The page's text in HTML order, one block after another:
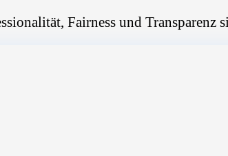
Fairness und Transparenz